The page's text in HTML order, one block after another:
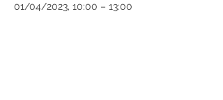
01/04/2023, 10:00 – 13:00